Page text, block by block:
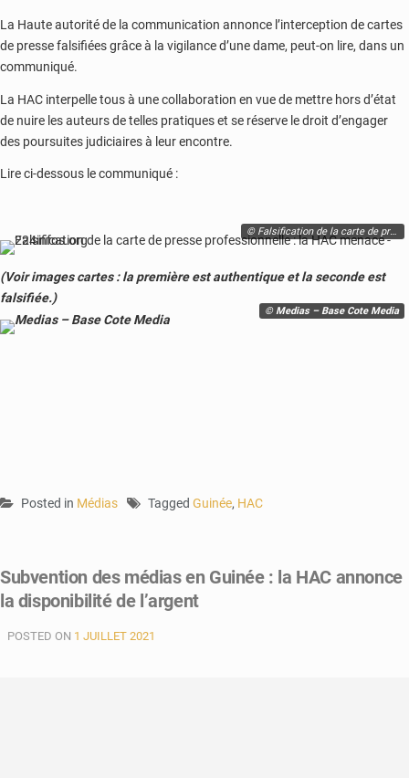
La Haute autorité de la communication annonce l’interception de cartes
de presse falsifiées grâce à la vigilance d’une dame, peut-on lire, dans un
communiqué.
La HAC interpelle tous à une collaboration en vue de mettre hors d’état
de nuire les auteurs de telles pratiques et se réserve le droit d’engager
des poursuites judiciaires à leur encontre.
Lire ci-dessous le communiqué :
© Falsification de la carte de presse professionnelle : la HAC menace - 224infos.org
(Voir images cartes : la première est authentique et la seconde est
falsifiée.)
© Medias – Base Cote Media
Posted in Médias Tagged Guinée, HAC
Subvention des médias en Guinée : la HAC annonce
la disponibilité de l’argent
POSTED ON 1 JUILLET 2021